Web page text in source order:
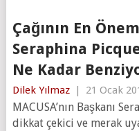
Çağının En
Seraphina
Ne Kadar
Dilek Yılmaz 21 Ocak
MACUSA’nın Başkanı
dikkat çekici ve merak